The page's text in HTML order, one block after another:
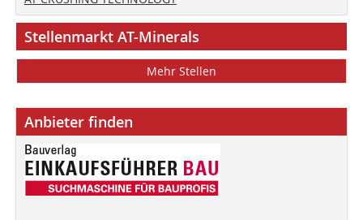
Stellenmarkt AT-Minerals
Mehr Stellen
Anbieter finden